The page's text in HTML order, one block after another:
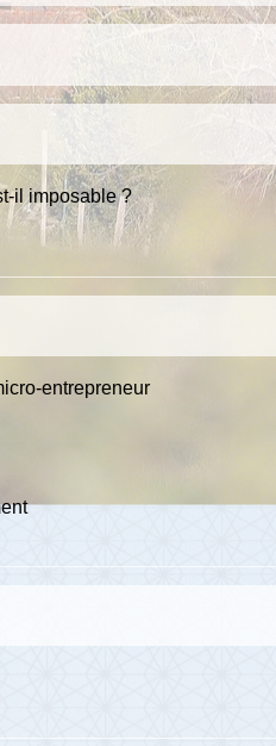
il imposable ?
entrepreneur